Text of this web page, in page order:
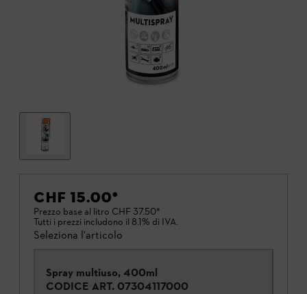
CHF 15.00*
Prezzo base al litro CHF 37.50*
Tutti i prezzi includono il 8.1% di IVA.
Seleziona l'articolo
Spray multiuso, 400ml
CODICE ART. 07304117000